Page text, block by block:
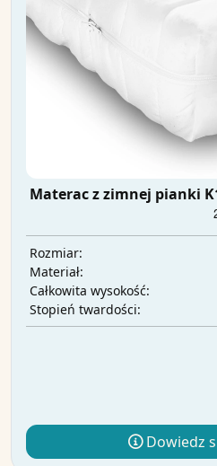
Materac z zimnej pianki
Rozmiar:
Materiał:
Całkowita wysokość:
Stopień twardości:
Dowiedz